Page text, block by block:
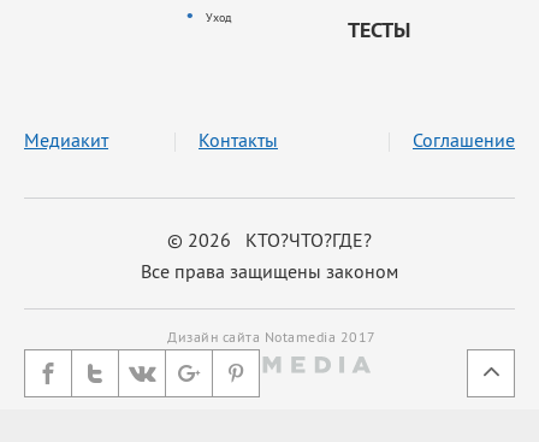
Уход
ТЕСТЫ
© 2026 КТО?ЧТО?ГДЕ?
Все права защищены законом
Медиакит Контакты Соглашение
Дизайн сайта Notamedia 2017